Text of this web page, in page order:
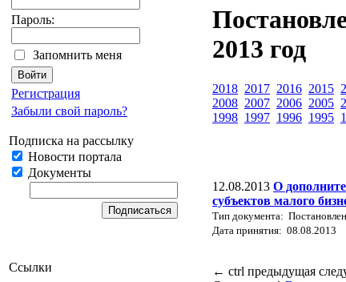
Пароль:
Запомнить меня
Регистрация
Забыли свой пароль?
Подписка на рассылку
Новости портала
Документы
Ссылки
2013 год
2018 2017 2016 2015
2008 2007 2006 2005
1998 1997 1996 1995
12.08.2013 О
субъектов малого
Тип документа:
Дата принятия: 08.08.2013
← ctrl предыдущая